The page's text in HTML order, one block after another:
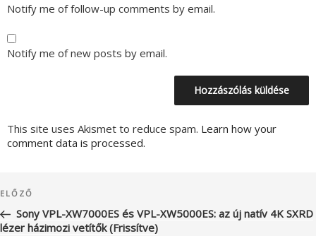
Notify me of follow-up comments by email.
Notify me of new posts by email.
This site uses Akismet to reduce spam. Learn how your
comment data is processed.
navigáció
Korábbi
bejegyzés
ELŐZŐ
Sony VPL-XW7000ES és VPL-XW5000ES: az új natív 4K SXRD
lézer házimozi vetítők (Frissítve)